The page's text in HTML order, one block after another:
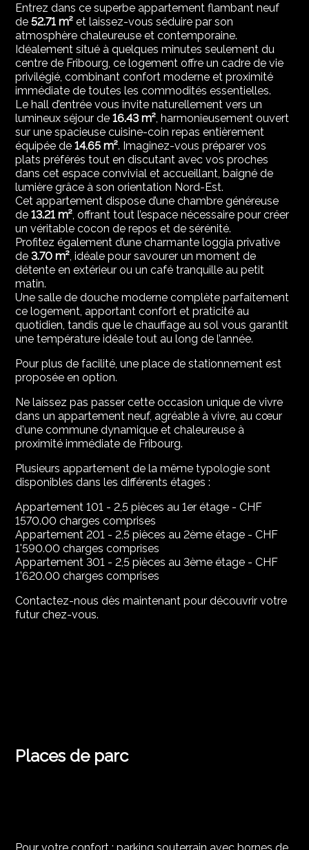
Entrez dans ce superbe appartement flambant neuf
de52.71 m² et laissez-vous séduire par son
atmosphère chaleureuse et contemporaine.
Idéalement situé à quelques minutes seulement du
centre de Fribourg, ce logement offre un cadre de vie
privilégié, combinant confort moderne et proximité
immédiate de toutes les commodités essentielles.
Le hall d’entrée vous invite naturellement vers un
lumineux séjour de16.43 m² , harmonieusement ouvert
sur une spacieuse cuisine-coin repas entièrement
équipée de14.65 m². Imaginez-vous préparer vos
plats préférés tout en discutant avec vos proches
dans cet espace convivial et accueillant, baigné de
lumière grâce à son orientation Nord-Est.
Cet appartement dispose d’une chambre généreuse
de13.21 m² , offrant tout l’espace nécessaire pour créer
un véritable cocon de repos et de sérénité.
Profitez également d’une charmante loggia privative
de3.70 m² , idéale pour savourer un moment de
détente en extérieur ou un café tranquille au petit
matin.
Une salle de douche moderne complète parfaitement
ce logement, apportant confort et praticité au
quotidien, tandis que le chauffage au sol vous garantit
une température idéale tout au long de l’année.
Pour plus de facilité, une place de stationnement est
proposée en option.
Ne laissez pas passer cette occasion unique de vivre
dans un appartement neuf, agréable à vivre, au cœur
d'une commune dynamique et chaleureuse à
proximité immédiate de Fribourg.
Plusieurs appartement de la même typologie sont
disponibles dans les différents étages :
Appartement 101 - 2,5 pièces au 1er étage - CHF
1570.00 charges comprises
Appartement 201 - 2,5 pièces au 2ème étage - CHF
1'590.00 charges comprises
Appartement 301 - 2,5 pièces au 3ème étage - CHF
1'620.00 charges comprises
Contactez-nous dès maintenant pour découvrir votre
futur chez-vous.
Places de parc